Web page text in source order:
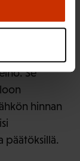
pidettävä
Se
hinnan
päätöksillä.